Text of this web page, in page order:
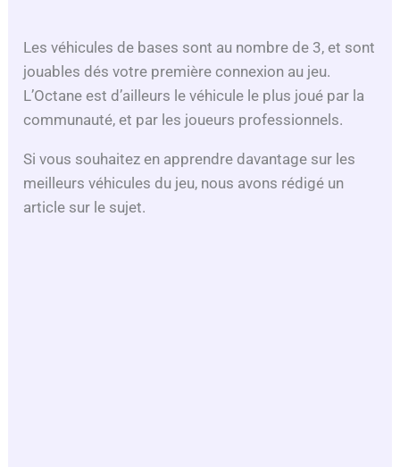
V
d
Les véhicules de bases sont au nombre de 3, et sont
jouables dés votre première connexion au jeu.
L’Octane est d’ailleurs le véhicule le plus joué par la
communauté, et par les joueurs professionnels.
Si vous souhaitez en apprendre davantage sur les
meilleurs véhicules du jeu, nous avons rédigé un
article sur le sujet.